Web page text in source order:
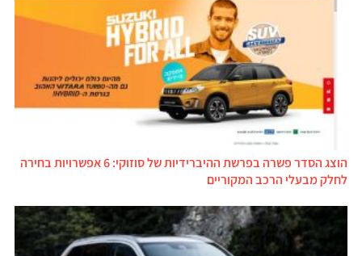
הוצג הסדר פשרה בפרשת ההיברידיות של סוזוקי: 6 אפשרויות בחירה
לחלק מבעלי הרכב המקוריים